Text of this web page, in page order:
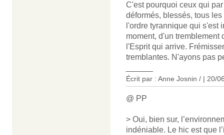
C'est pourquoi ceux qui
déformés, blessés, tous
l'ordre tyrannique qui s'est
moment, d'un
l'Esprit qui arrive.
tremblantes. N'ayons pas
Écrit par : Anne Josnin / | 20/
@ PP
> Oui, bien sur,
indéniable. Le hic est que